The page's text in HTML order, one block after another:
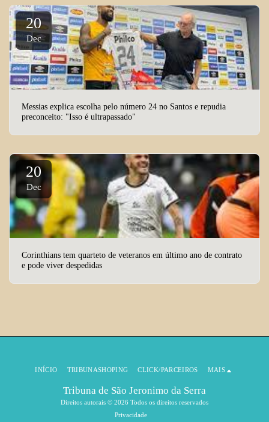
20
Dec
Messias explica escolha pelo número 24 no Santos e repudia
preconceito: "Isso é ultrapassado"
20
Dec
Corinthians tem quarteto de veteranos em último ano de contrato
e pode viver despedidas
Tribuna de São Jeronimo da Serra
Direitos autorais © 2026 Todos os direitos reservados
Privacidade
INÍCIO TRIBUNASHOPING CLICK/PARCEIROS MAIS